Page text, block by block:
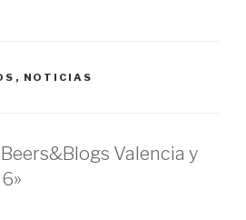
, NOTICIAS
Valencia y